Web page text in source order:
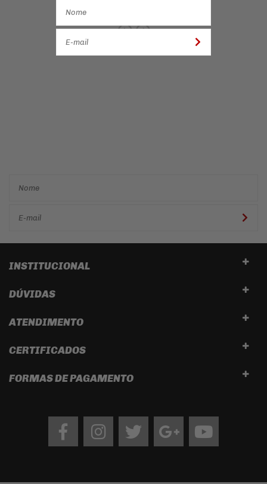
INSTITUCIONAL
DÚVIDAS
ATENDIMENTO
CERTIFICADOS
FORMAS DE PAGAMENTO
FacebookInstagram twitter googleYoutube